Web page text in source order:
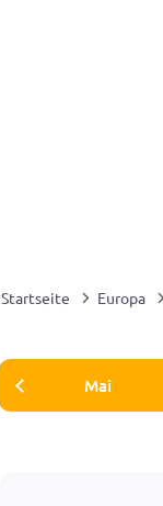
Startseite Europa
Mai